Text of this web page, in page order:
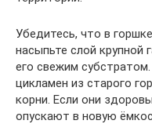
Убедитесь, что в
насыпьте слой крупной
его свежим
цикламен из старого
корни. Если они
опускают в новую